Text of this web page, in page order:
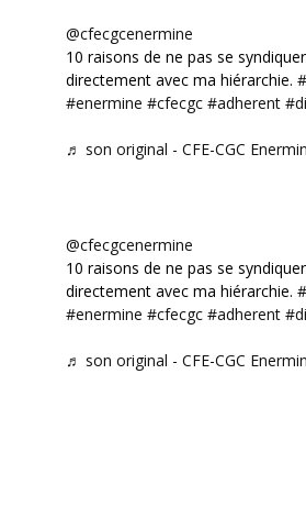
@cfecgcenermine
10 raisons de ne pas se
directement avec ma hiérarchie.
#enermine #cfecgc #adherent
♬ son original - CFE-CGC
@cfecgcenermine
10 raisons de ne pas se
directement avec ma hiérarchie.
#enermine #cfecgc #adherent
♬ son original - CFE-CGC